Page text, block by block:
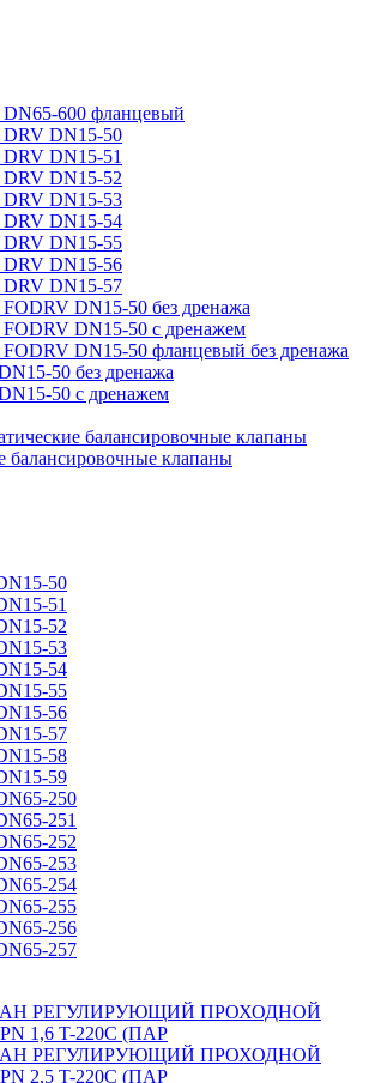
DN65-600 фланцевый
DRV DN15-50
DRV DN15-51
DRV DN15-52
DRV DN15-53
DRV DN15-54
DRV DN15-55
DRV DN15-56
DRV DN15-57
FODRV DN15-50 без дренажа
FODRV DN15-50 с дренажем
FODRV DN15-50 фланцевый без дренажа
50 без дренажа
50 с дренажем
балансировочные клапаны
балансировочные клапаны
50
51
52
53
54
55
56
57
58
59
250
251
252
253
254
255
256
257
РЕГУЛИРУЮЩИЙ ПРОХОДНОЙ
1,6 T-220C (ПАР
РЕГУЛИРУЮЩИЙ ПРОХОДНОЙ
2,5 T-220C (ПАР